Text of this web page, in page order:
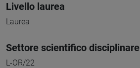
Livello laurea
Laurea
Settore scientifico disciplinare
L-OR/22